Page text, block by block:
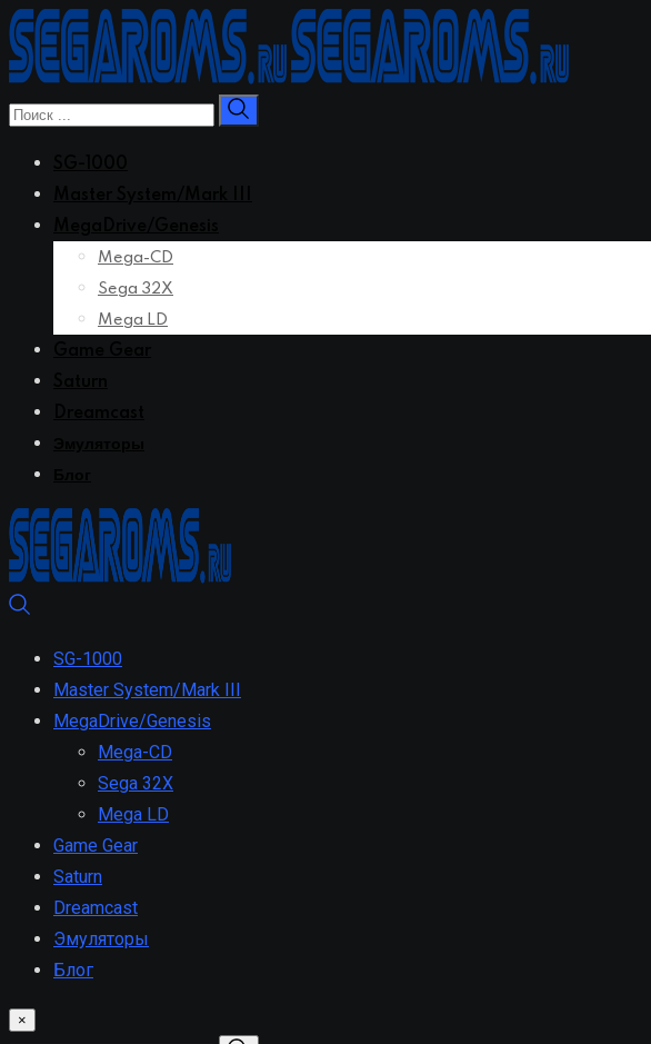
Перейти
к
контенту
Mega-CD
Sega 32X
Mega LD
SG-1000
Master System/Mark III
MegaDrive/Genesis
Mega-CD
Sega 32X
Mega LD
Game Gear
Saturn
Dreamcast
Эмуляторы
Блог
×